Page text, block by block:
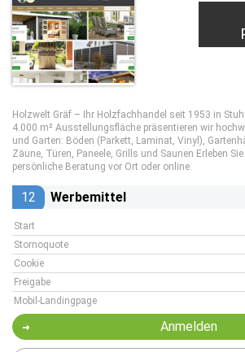
Holzwelt Gräf – Ihr Holzfachhandel seit 1953 in
4.000 m² Ausstellungsfläche präsentieren wir
und Garten: Böden (Parkett, Laminat, Vinyl),
Zäune, Türen, Paneele, Grills und Saunen Erleben
persönliche Beratung vor Ort oder online.
12 Werbemittel
Start
Stornoquote
Cookie
Freigabe
Mobil-Landingpage
Anmelden